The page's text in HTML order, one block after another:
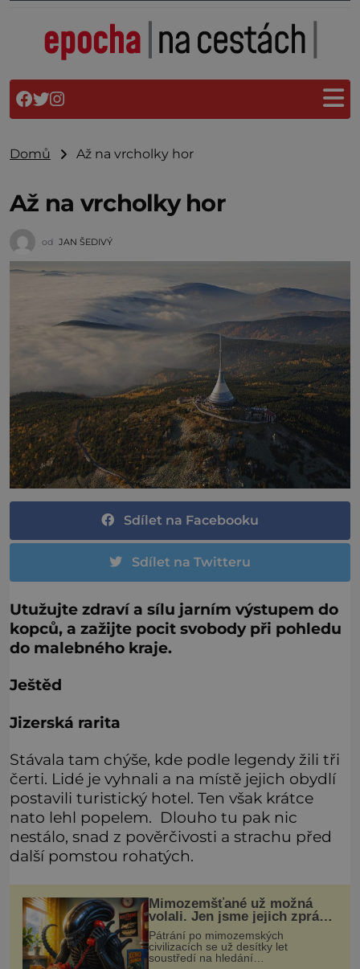
Domů Až na vrcholky hor
Až na vrcholky hor
od JAN ŠEDIVÝ
Sdílet na Facebooku
Sdílet na Twitteru
Utužujte zdraví a sílu jarním výstupem do
kopců, a zažijte pocit svobody při pohledu
do malebného kraje.
Ještěd
Jizerská rarita
Stávala tam chýše, kde podle legendy žili tři
čerti. Lidé je vyhnali a na místě jejich obydlí
postavili turistický hotel. Ten však krátce
nato lehl popelem. Dlouho tu pak nic
nestálo, snad z pověrčivosti a strachu před
další pomstou rohatých.
Mimozemšťané už možná
volali. Jen jsme jejich zprávu
nedokázali rozpoznat
Pátrání po mimozemských
civilizacích se už desítky let
soustředí na hledání